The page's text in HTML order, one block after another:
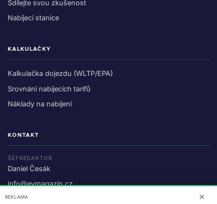
Sdílejte svou zkušenost
Nabíjecí stanice
KALKULAČKY
Kalkulačka dojezdu (WLTP/EPA)
Srovnání nabíjecích tarifů
Náklady na nabíjení
KONTAKT
ŠÉFREDAKTOR
Daniel Česák
info@evmagazin.cz
O nás
REKLAMA ✕